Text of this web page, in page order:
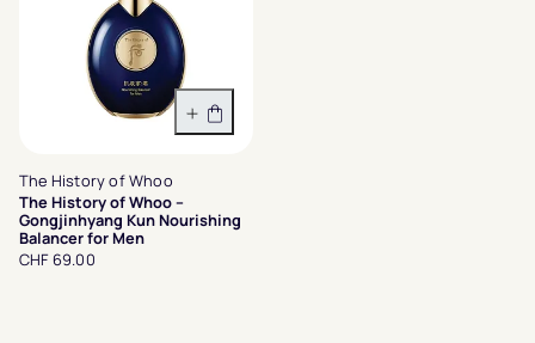
In den Warenkorb
The History of Whoo
The History of Whoo –
Gongjinhyang Kun Nourishing
Balancer for Men
CHF 69.00